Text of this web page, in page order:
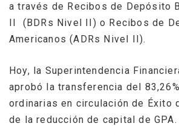
a través de Recibos de Depósito
II (BDRs Nivel II) o Recibos de
Americanos (ADRs Nivel II).
Hoy, la Superintendencia
aprobó la transferencia del
ordinarias en circulación de Éxito
de la reducción de capital de